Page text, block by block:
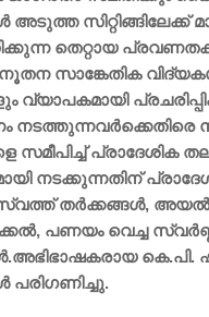
അടുത്ത സിറ്റിങ്ങിലേക്ക്
തെറ്റായ
സാങ്കേതിക വിദ്യകൾ
വ്യാപകമായി
സമീപിച്ച്
നടക്കുന്നതിന്
തർക്കങ്ങൾ,
പണയം വെച്ച
കെ.പി.
പരിഗണിച്ചു.